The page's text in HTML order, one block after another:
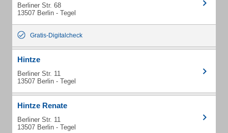
Berliner Str. 68
13507 Berlin - Tegel
Gratis-Digitalcheck
Hintze
Berliner Str. 11
13507 Berlin - Tegel
Hintze Renate
Berliner Str. 11
13507 Berlin - Tegel